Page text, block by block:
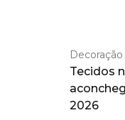
Decoração
Tecidos
2026